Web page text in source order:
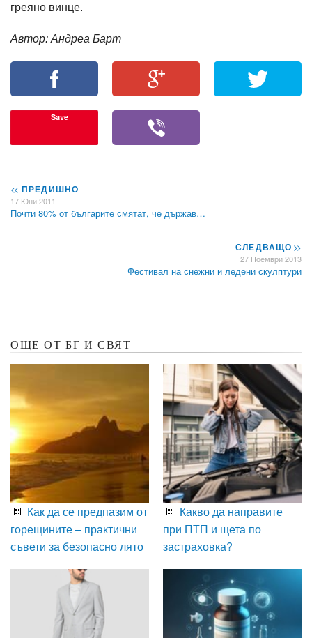
греяно винце.
Автор: Андреа Барт
Save
<< ПРЕДИШНО
17 Юни 2011
Почти 80% от българите смятат, че държав…
СЛЕДВАЩО>>
27 Ноември 2013
Фестивал на снежни и ледени скулптури
ОЩЕ ОТ БГ И СВЯТ
Как да се предпазим от
горещините – практични
съвети за безопасно лято
Какво да направите
при ПТП и щета по
застраховка?